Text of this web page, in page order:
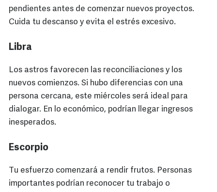
pendientes antes de comenzar nuevos proyectos.
Cuida tu descanso y evita el estrés excesivo.
Libra
Los astros favorecen las reconciliaciones y los
nuevos comienzos. Si hubo diferencias con una
persona cercana, este miércoles será ideal para
dialogar. En lo económico, podrían llegar ingresos
inesperados.
Escorpio
Tu esfuerzo comenzará a rendir frutos. Personas
importantes podrían reconocer tu trabajo o